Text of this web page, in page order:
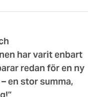
har varit enbart
redan för en ny
en stor summa,